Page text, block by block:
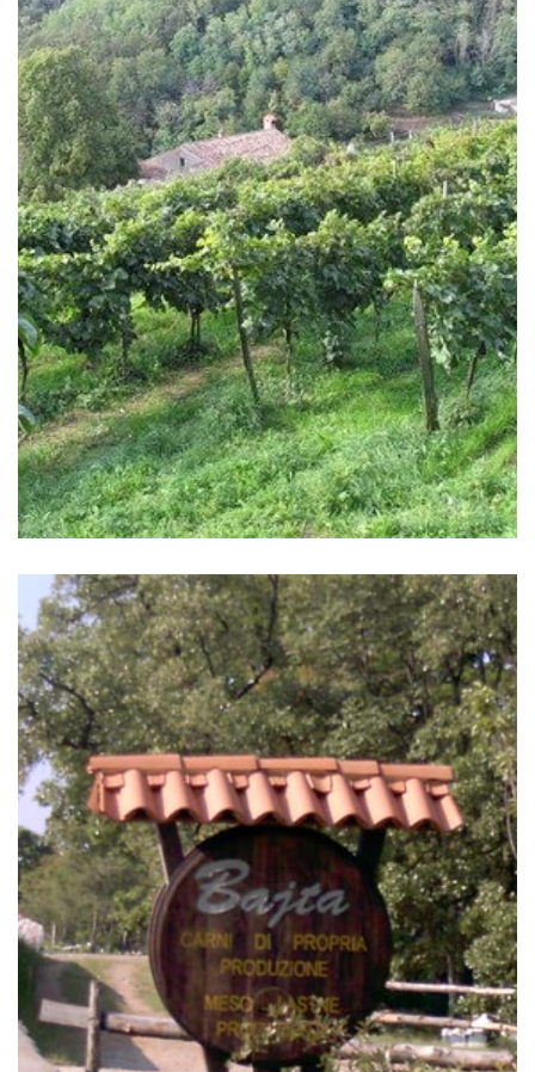
Andrej Bole
Torna Indietro Bole Andrej 34135 Trieste (Trieste) Via Sottomonte
Tel: 040420975 Dati aziendali: Anno di fondazione: Produzione:
bott./anno Ettari vitati: 3.5 . Una chicca del Carso doc con i suoi
ettari L’azienda di Andrej Bole è situata, a meno di 3 km dal centro
di Trieste, sopra il
Read More
Bajta fattoria Carsica
Torna Indietro Fattoria Carsica Bajta di Skerlj Andrej, Nevo & C S.S.
Sales 108 (SP6 km 3VII) 34010 Sgonico (TS) Partita IVA
+39 040 229 60 90 +39 338 36 76 498 info@bajta.it Nata diversi anni
la Fattoria carsica Bajta è un'azienda agricola che basa la propria
economia sull'allevamento di suini allo stato